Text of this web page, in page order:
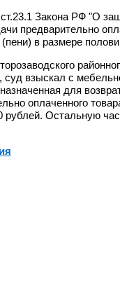
Закона РФ "О
предварительно
(пени) в размере
суд взыскал с
для
оплаченного
рублей. Остальную